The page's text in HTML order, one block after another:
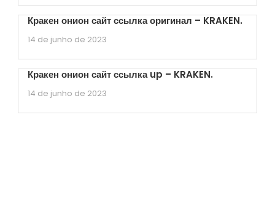
Кракен онион сайт ссылка оригинал – KRAKEN.
14 de junho de 2023
Кракен онион сайт ссылка up – KRAKEN.
14 de junho de 2023